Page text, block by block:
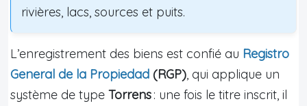
rivières, lacs, sources et puits.
L’enregistrement des biens est confié au Registro
General de la Propiedad (RGP), qui applique un
système de type Torrens: une fois le titre inscrit, il